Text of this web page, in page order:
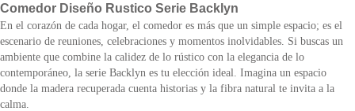
Comedor Diseño Rustico Serie Backlyn
En el corazón de cada hogar, el comedor es más que un simple espacio; es el
escenario de reuniones, celebraciones y momentos inolvidables. Si buscas un
ambiente que combine la calidez de lo rústico con la elegancia de lo
contemporáneo, la serie Backlyn es tu elección ideal. Imagina un espacio
donde la madera recuperada cuenta historias y la fibra natural te invita a la
calma.